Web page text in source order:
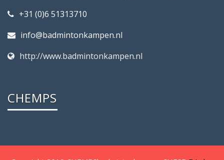
+31 (0)6 51313710
info@badmintonkampen.nl
http://www.badmintonkampen.nl
CHEMPS